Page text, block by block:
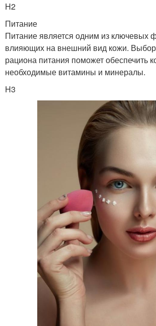
H2
Питание
Питание является одним из ключевых
влияющих на внешний вид кожи.
рациона питания поможет обеспечить
необходимые витамины и минералы.
H3